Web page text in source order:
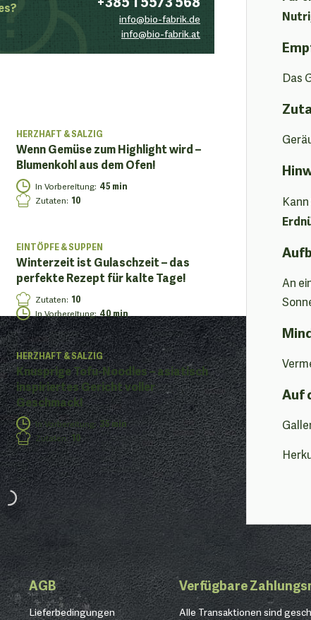
info@bio-fabrik.de
info@bio-fabrik.at
HERZHAFT & SALZIG
Wenn Gemüse zum Highlight wird –
Blumenkohl aus dem Ofen!
In Vorbereitung: 45 min
Zutaten: 10
EINTÖPFE & SUPPEN
Winterzeit ist Gulaschzeit – das
perfekte Rezept für kalte Tage!
Zutaten: 10
In Vorbereitung: 40 min
HERZHAFT & SALZIG
Knusprige Tofu-Noodles – asiatisch
inspiriertes Gericht voller
Geschmack!
In Vorbereitung: 35 min
Zutaten: 10
Das
An
Auf
AGB
Lieferbedingungen
Verfügbare
Alle Transaktionen sind